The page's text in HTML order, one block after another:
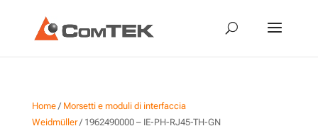
Home/ Morsetti e moduli di interfaccia
Weidmüller/ 1962490000 – IE-PH-RJ45-TH-GN